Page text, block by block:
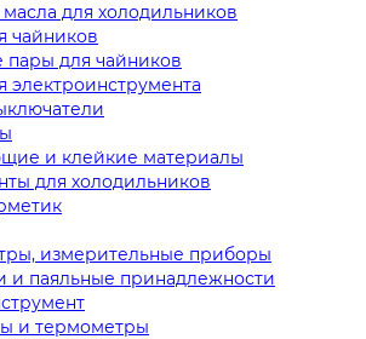
для холодильников
чайников
для чайников
электроинструмента
и клейкие материалы
для холодильников
измерительные приборы
и паяльные принадлежности
и термометры